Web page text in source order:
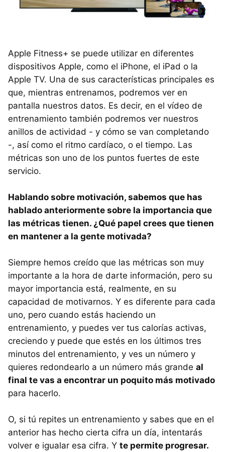
Apple Fitness+ se puede utilizar en diferentes
dispositivos Apple, como el iPhone, el iPad o la
Apple TV. Una de sus características principales es
que, mientras entrenamos, podremos ver en
pantalla nuestros datos. Es decir, en el vídeo de
entrenamiento también podremos ver nuestros
anillos de actividad - y cómo se van completando
-, así como el ritmo cardíaco, o el tiempo. Las
métricas son uno de los puntos fuertes de este
servicio.
Hablando sobre motivación, sabemos que has
hablado anteriormente sobre la importancia que
las métricas tienen. ¿Qué papel crees que tienen
en mantener a la gente motivada?
Siempre hemos creído que las métricas son muy
importante a la hora de darte información, pero su
mayor importancia está, realmente, en su
capacidad de motivarnos. Y es diferente para cada
uno, pero cuando estás haciendo un
entrenamiento, y puedes ver tus calorías activas,
creciendo y puede que estés en los últimos tres
minutos del entrenamiento, y ves un número y
quieres redondearlo a un número más grande al
final te vas a encontrar un poquito más motivado
para hacerlo.
O, si tú repites un entrenamiento y sabes que en el
anterior has hecho cierta cifra un día, intentarás
volver e igualar esa cifra. Y te permite progresar.